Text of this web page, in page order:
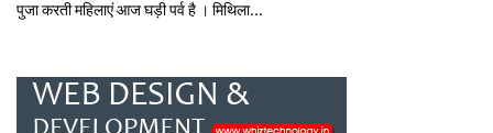
पुजा करती महिलाएं आज घड़ी पर्व है । मिथि‍ला...